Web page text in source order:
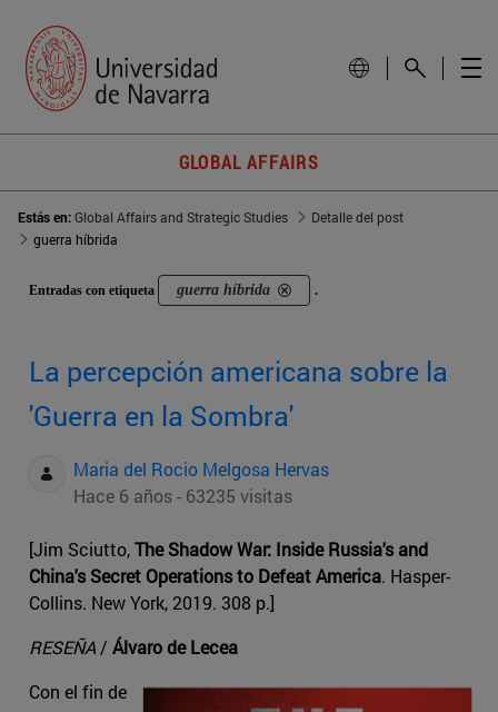
GLOBAL AFFAIRS
Estás en:Global Affairs and Strategic Studies
Detalle del post
guerra híbrida
Entradas con etiqueta guerra híbrida .
La percepción americana sobre la
'Guerra en la Sombra'
Maria del Rocio Melgosa Hervas
Hace 6 años - 63235 visitas
[Jim Sciutto,The Shadow War: Inside Russia's and
China's Secret Operations to Defeat America. Hasper-
Collins. New York, 2019. 308 p.]
RESEÑA/ Álvaro de Lecea
Con el fin de